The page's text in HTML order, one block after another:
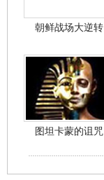
朝鲜战场大逆转
图坦卡蒙的诅咒